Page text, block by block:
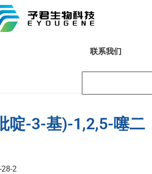
联系我们
啶-3-基)-1,2,5-噻二
2